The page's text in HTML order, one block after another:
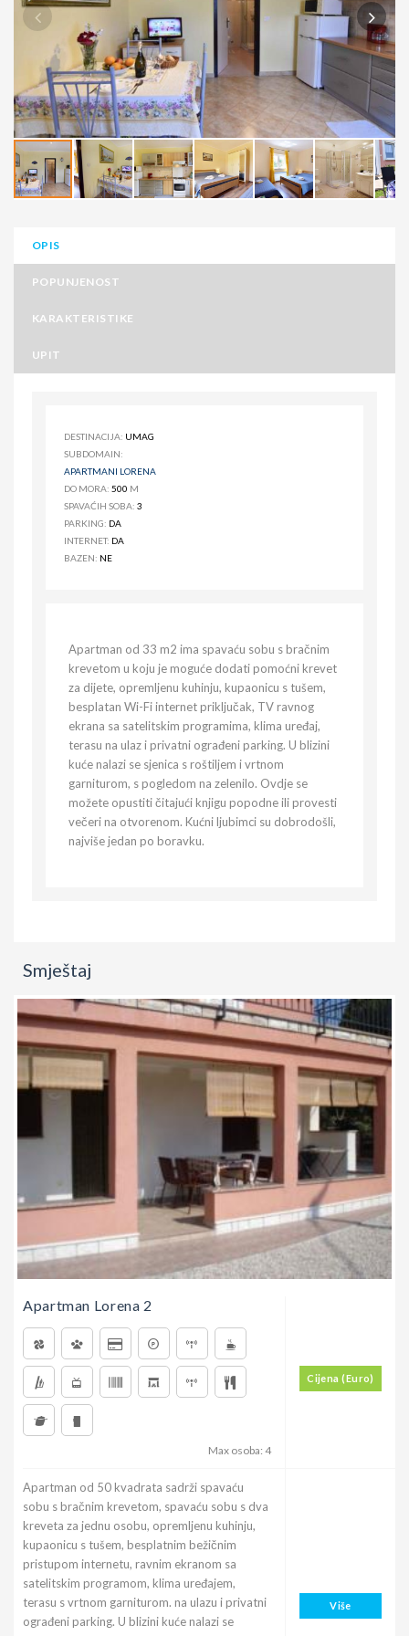
OPIS
POPUNJENOST
KARAKTERISTIKE
UPIT
DESTINACIJA: UMAG
SUBDOMAIN:
APARTMANI LORENA
DO MORA: 500 M
SPAVAĆIH SOBA: 3
PARKING: DA
INTERNET: DA
BAZEN: NE
Apartman od 33 m2 ima spavaću sobu s bračnim
krevetom u koju je moguće dodati pomoćni krevet
za dijete, opremljenu kuhinju, kupaonicu s tušem,
besplatan Wi-Fi internet priključak, TV ravnog
ekrana sa satelitskim programima, klima uređaj,
terasu na ulaz i privatni ograđeni parking. U blizini
kuće nalazi se sjenica s roštiljem i vrtnom
garniturom, s pogledom na zelenilo. Ovdje se
možete opustiti čitajući knjigu popodne ili provesti
večeri na otvorenom. Kućni ljubimci su dobrodošli,
najviše jedan po boravku.
Smještaj
Apartman Lorena 2
Max osoba: 4
Cijena (Euro)
Apartman od 50 kvadrata sadrži spavaću
sobu s bračnim krevetom, spavaću sobu s dva
kreveta za jednu osobu, opremljenu kuhinju,
kupaonicu s tušem, besplatnim bežičnim
pristupom internetu, ravnim ekranom sa
satelitskim programom, klima uređajem,
terasu s vrtnom garniturom. na ulazu i privatni
ograđeni parking. U blizini kuće nalazi se
Više